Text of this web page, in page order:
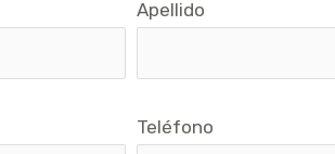
Apellido
Teléfono